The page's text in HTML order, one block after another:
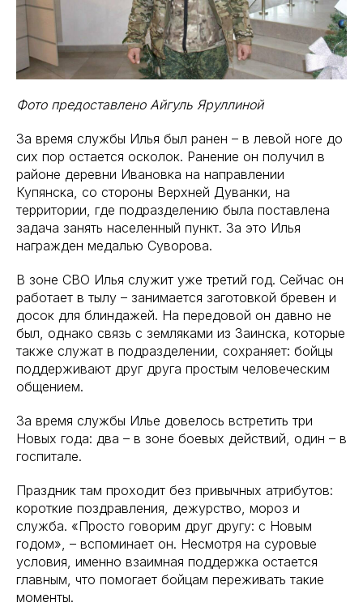
Фото предоставлено Айгуль Яруллиной
За время службы Илья был ранен – в левой ноге до
сих пор остается осколок. Ранение он получил в
районе деревни Ивановка на направлении
Купянска, со стороны Верхней Дуванки, на
территории, где подразделению была поставлена
задача занять населенный пункт. За это Илья
награжден медалью Суворова.
В зоне СВО Илья служит уже третий год. Сейчас он
работает в тылу – занимается заготовкой бревен и
досок для блиндажей. На передовой он давно не
был, однако связь с земляками из Заинска, которые
также служат в подразделении, сохраняет: бойцы
поддерживают друг друга простым человеческим
общением.
За время службы Илье довелось встретить три
Новых года: два – в зоне боевых действий, один – в
госпитале.
Праздник там проходит без привычных атрибутов:
короткие поздравления, дежурство, мороз и
служба. «Просто говорим друг другу: с Новым
годом», – вспоминает он. Несмотря на суровые
условия, именно взаимная поддержка остается
главным, что помогает бойцам переживать такие
моменты.